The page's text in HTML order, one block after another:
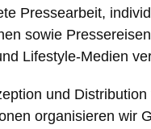
Pressearbeit,
sowie
Lifestyle-Medien
und Distribution
organisieren wir